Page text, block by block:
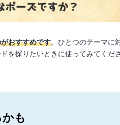
おすすめです。ひとつのテーマに
を探りたいときに使ってみてくださ
も